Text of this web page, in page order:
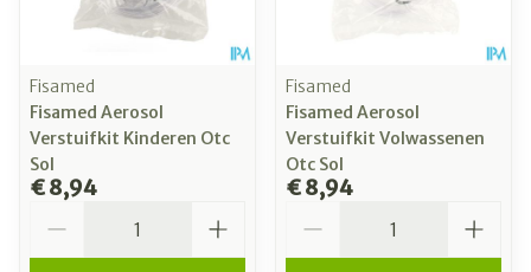
Fisamed
Fisamed Aerosol
Verstuifkit Kinderen Otc
Sol
€ 8,94
Fisamed
Fisamed Aerosol
Verstuifkit Volwassenen
Otc Sol
€ 8,94